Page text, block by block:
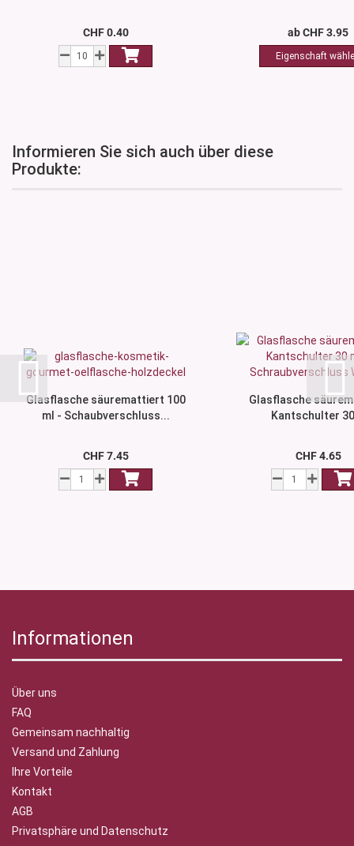
CHF 0.40 ab CHF 3.95
Informieren Sie sich auch über diese
Produkte:
Glasflasche säuremattiert 100
ml - Schaubverschluss...
CHF 7.45
Glasflasche
Kantschulter
CHF 4.65
Informationen
Über uns
FAQ
Gemeinsam nachhaltig
Versand und Zahlung
Ihre Vorteile
Kontakt
AGB
Privatsphäre und Datenschutz